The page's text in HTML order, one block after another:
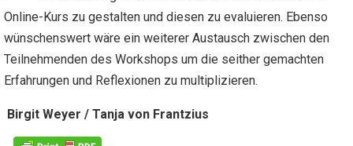
Online-Kurs zu gestalten und diesen zu evaluieren. Ebenso
wünschenswert wäre ein weiterer Austausch zwischen den
Teilnehmenden des Workshops um die seither gemachten
Erfahrungen und Reflexionen zu multiplizieren.
Birgit Weyer / Tanja von Frantzius